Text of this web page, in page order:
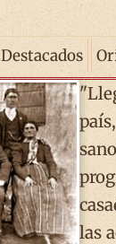
Destacados
las